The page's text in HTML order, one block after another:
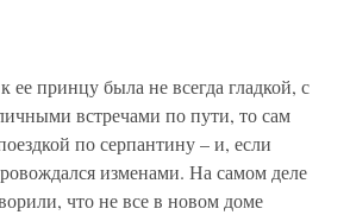
ее принцу была не всегда гладкой, с
встречами по пути, то сам
по серпантину – и, если
изменами. На самом деле
что не все в новом доме